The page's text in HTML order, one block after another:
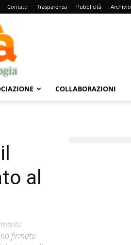
Contatti Trasparenza Pubblicità Archivio
COLLABORAZIONI
al
firmato